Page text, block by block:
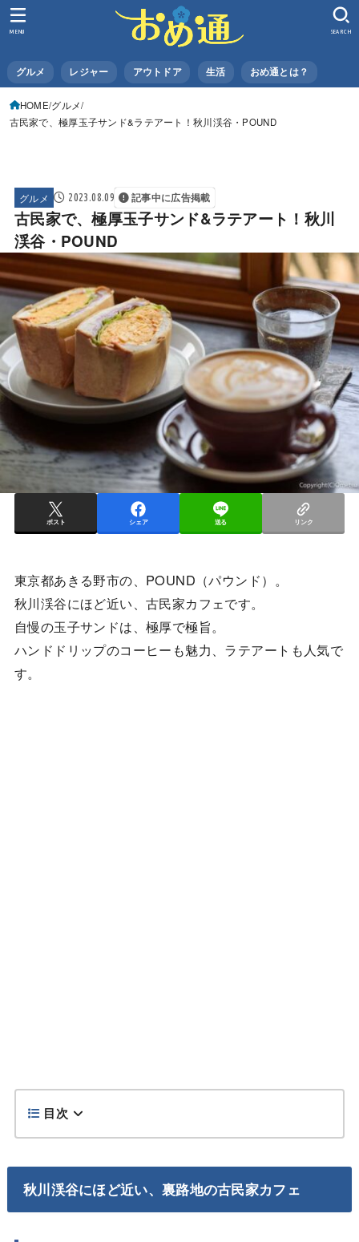
グルメ レジャー アウトドア 生活 おめ通とは？
SEARCH
MENU
HOME グルメ
古民家で、極厚玉子サンド&ラテアート！秋川渓谷・POUND
グルメ 2023.08.09 記事中に広告掲載
古民家で、極厚玉子サンド&ラテアート！秋川
渓谷・POUND
ポスト シェア 送る リンク
東京都あきる野市の、POUND（パウンド）。
秋川渓谷にほど近い、古民家カフェです。
自慢の玉子サンドは、極厚で極旨。
ハンドドリップのコーヒーも魅力、ラテアートも人気で
す。
目次
秋川渓谷にほど近い、裏路地の古民家カフェ